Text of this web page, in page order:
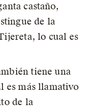
castaño,
de la
lo cual es
tiene una
es más llamativo
de la